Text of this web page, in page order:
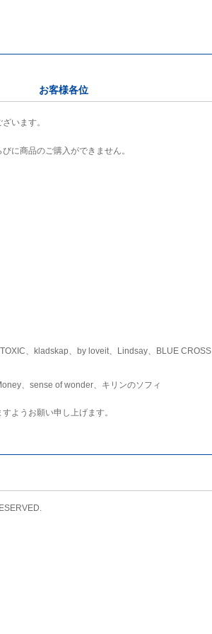
お客様各位
います。
に商品のご購入ができません。
、kladskap、by loveit、Lindsay、BLUE CROSS
、sense of wonder、キリンのソフィ
ようお願い申し上げます。